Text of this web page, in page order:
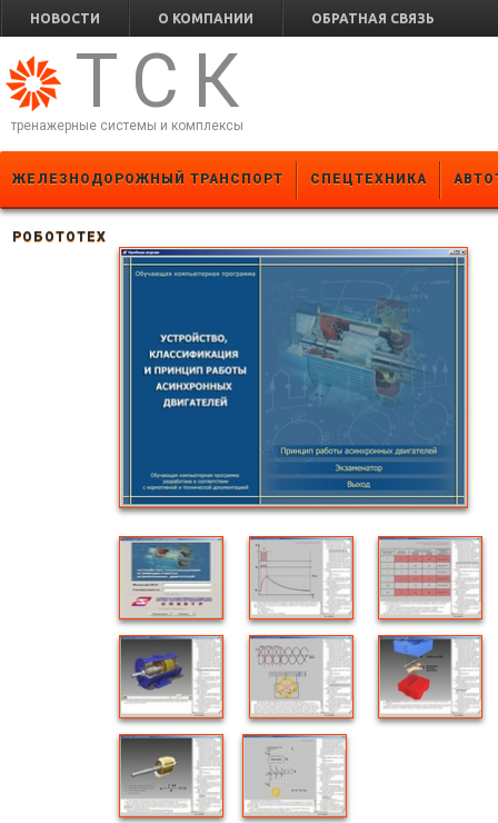
НОВОСТИ О КОМПАНИИ ОБРАТНАЯ СВЯЗЬ
ТСК
тренажерные системы и комплексы
ЖЕЛЕЗНОДОРОЖНЫЙ ТРАНСПОРТ СПЕЦТЕХНИКА
РОБОТОТЕХ